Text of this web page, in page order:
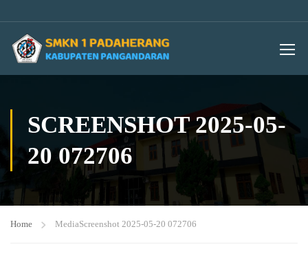
SCREENSHOT 2025-05-
20 072706
Home MediaScreenshot 2025-05-20 072706